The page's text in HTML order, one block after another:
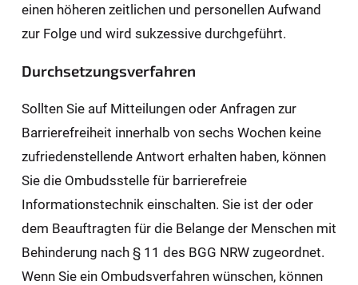
einen höheren zeitlichen und personellen Aufwand
zur Folge und wird sukzessive durchgeführt.
Durchsetzungsverfahren
Sollten Sie auf Mitteilungen oder Anfragen zur
Barrierefreiheit innerhalb von sechs Wochen keine
zufriedenstellende Antwort erhalten haben, können
Sie die Ombudsstelle für barrierefreie
Informationstechnik einschalten. Sie ist der oder
dem Beauftragten für die Belange der Menschen mit
Behinderung nach § 11 des BGG NRW zugeordnet.
Wenn Sie ein Ombudsverfahren wünschen, können